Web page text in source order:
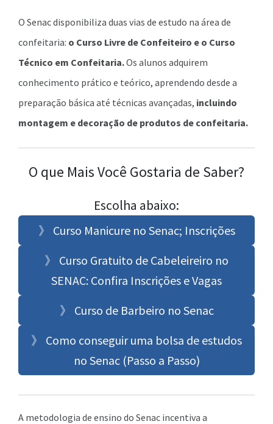
O Senac disponibiliza duas vias de estudo na área de
confeitaria: o Curso Livre de Confeiteiro e o Curso
Técnico em Confeitaria.Os alunos adquirem
conhecimento prático e teórico, aprendendo desde a
preparação básica até técnicas avançadas, incluindo
montagem e decoração de produtos de confeitaria.
O que Mais Você Gostaria de Saber?
Escolha abaixo:
》 Curso Manicure no Senac; Inscrições
》 Curso Gratuito de Cabeleireiro no
SENAC: Confira Inscrições e Vagas
》 Curso de Barbeiro no Senac
》 Como conseguir uma bolsa de estudos
no Senac (Passo a Passo)
A metodologia de ensino do Senac incentiva a